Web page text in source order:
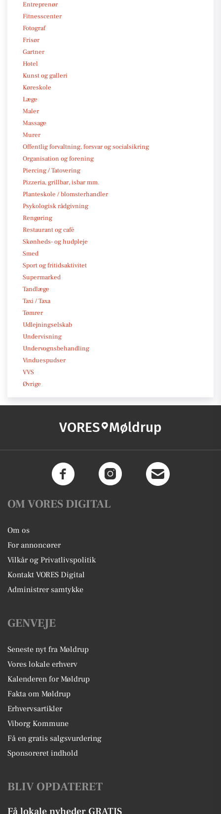
Entreprenør
Fitnesscenter
Fotograf
Frisør
Gartner
Hotel
Kunst og galleri
Køreskole
Læge
Maler
Massage
Murer
Offentlig forvaltning, forsvar og socialsikring
Organisation og forening
Piercing / Tatovering
Pizzeria, grillbar, isbar mm.
Planteskole / blomsterhandler
Psykologisk rådgivning
Rengøring
Restaurant og café
Skønheds- og hudpleje
Smed
Sport og fritidsaktivitet
Supermarked
Tandlæge
Taxi / Taxa
Tømrer
Udlejningselskab
Undervisning
Undervognsbehandling
Vinduespudser
VVS
Øvrige
VORES Møldrup
OM VORES DIGITAL
Om os
For annoncører
Vilkår og Privatlivspolitik
Kontakt VORES Digital
Administrer samtykke
GENVEJE
Seneste nyt fra Møldrup
Vores lokale erhverv
Kalenderen for Møldrup
Fakta om Møldrup
Erhvervsartikler
Viborg Kommune
Få en gratis salgsvurdering
Sponsoreret indhold
BLIV OPDATERET